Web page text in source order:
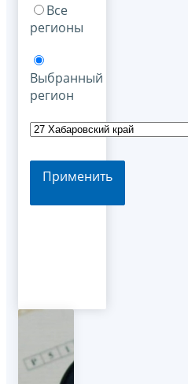
Все
регионы
Выбранный
регион
Применить